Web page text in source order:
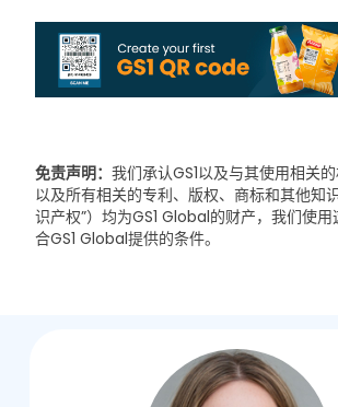
免责声明： 我们承认GS1以及与其使用相关
以及所有相关的专利、版权、商标和其他知
识产权”）均为GS1 Global的财产，我们使
合GS1 Global提供的条件。